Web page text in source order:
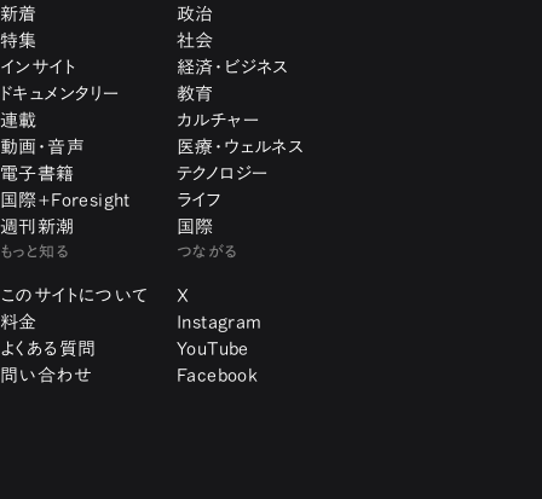
新着
特集
インサイト
ドキュメンタリー
連載
動画・音声
電子書籍
国際+Foresight
週刊新潮
政治
社会
経済・ビジネス
教育
カルチャー
医療・ウェルネス
テクノロジー
ライフ
国際
もっと知る
このサイトについて
料金
よくある質問
問い合わせ
つながる
X
Instagram
YouTube
Facebook